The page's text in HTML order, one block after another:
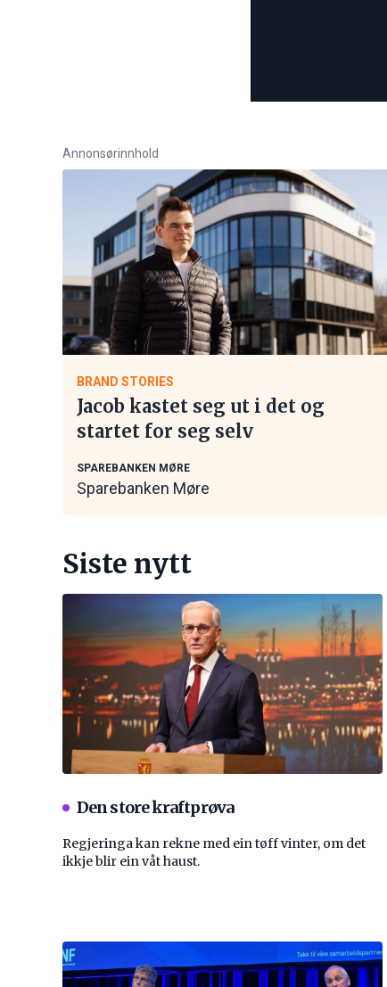
Annonsørinnhold
BRAND STORIES
Jacob kastet seg ut i det og
startet for seg selv
SPAREBANKEN MØRE
Sparebanken Møre
Siste nytt
Den store kraftprøva
Regjeringa kan rekne med ein tøff vinter, om det
ikkje blir ein våt haust.